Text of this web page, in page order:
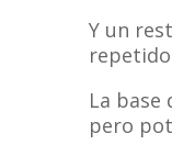
Y un
La base
pero